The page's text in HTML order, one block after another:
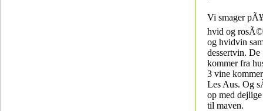
Vi smager pÃ¥
hvid og
og hvidvin
dessertvin. De
kommer fra
3 vine
Les Aus. Og
op med
til maven.